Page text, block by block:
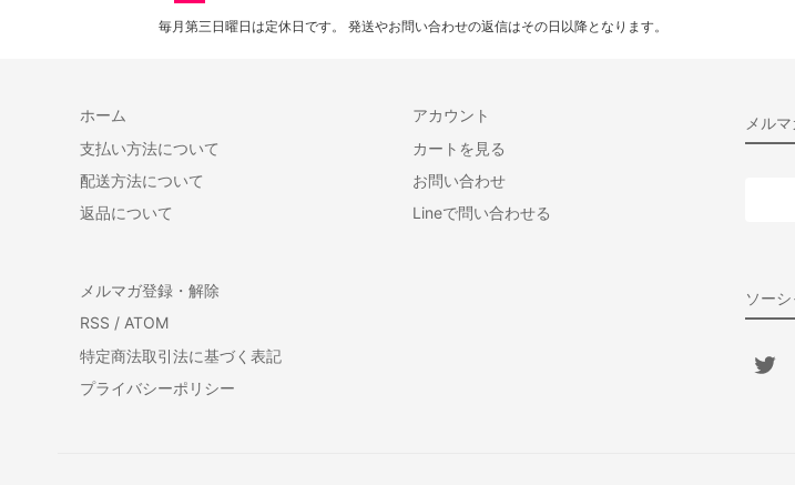
毎月第三日曜日は定休日です。 発送やお問い合わせの返信はその日以降となります。
メル
ホーム
支払い方法について
配送方法について
返品について
アカウント
カートを見る
お問い合わせ
Lineで問い合わせる
ソー
メルマガ登録・解除
RSS / ATOM
特定商法取引法に基づく表記
プライバシーポリシー